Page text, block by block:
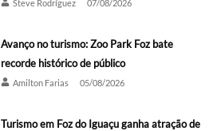
Steve Rodríguez 07/08/2026
Avanço no turismo: Zoo Park Foz bate
recorde histórico de público
Amilton Farias 05/08/2026
Turismo em Foz do Iguaçu ganha atração de